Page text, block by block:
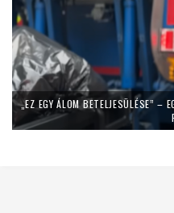
„EZ EGY ÁLOM BETELJESÜLÉSE” –